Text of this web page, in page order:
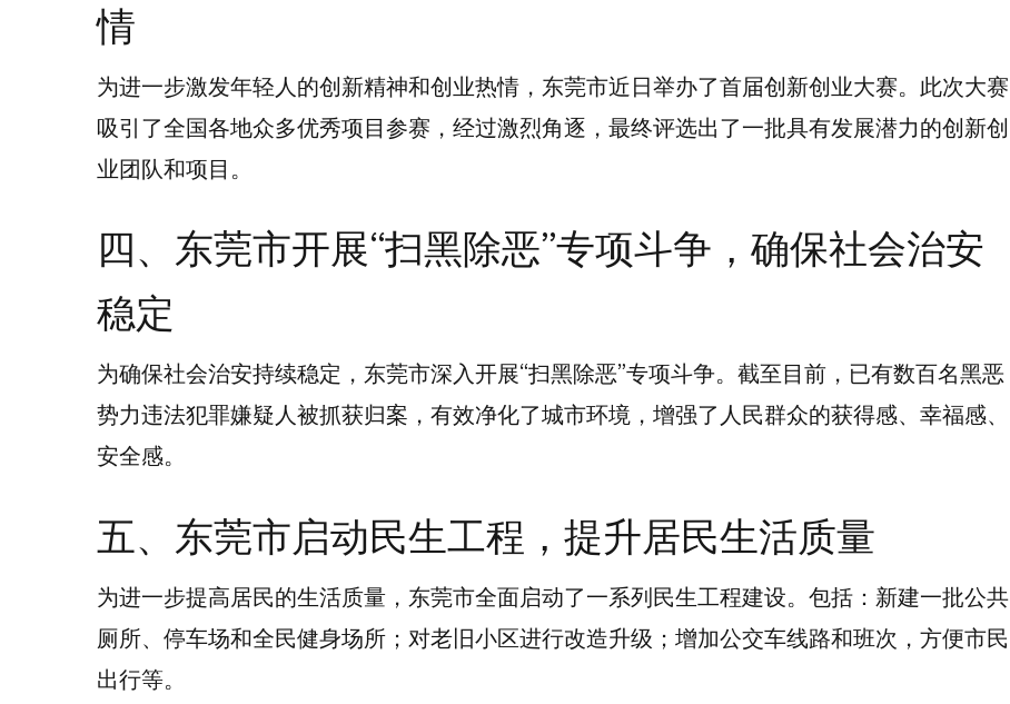
情
为进一步激发年轻人的创新精神和创业热情，东莞市近日举办了首届创新创业大赛。此次大赛
吸引了全国各地众多优秀项目参赛，经过激烈角逐，最终评选出了一批具有发展潜力的创新创
业团队和项目。
四、东莞市开展“扫黑除恶”专项斗争，确保社会治安
稳定
为确保社会治安持续稳定，东莞市深入开展“扫黑除恶”专项斗争。截至目前，已有数百名黑恶
势力违法犯罪嫌疑人被抓获归案，有效净化了城市环境，增强了人民群众的获得感、幸福感、
安全感。
五、东莞市启动民生工程，提升居民生活质量
为进一步提高居民的生活质量，东莞市全面启动了一系列民生工程建设。包括：新建一批公共
厕所、停车场和全民健身场所；对老旧小区进行改造升级；增加公交车线路和班次，方便市民
出行等。